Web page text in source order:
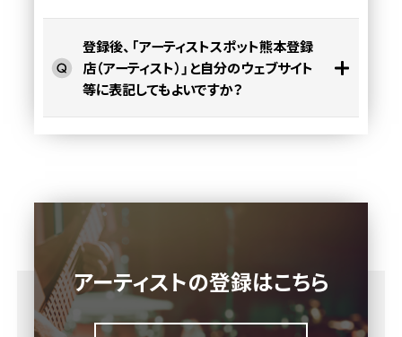
登録後、「アーティストスポット熊本登録
店（アーティスト）」と自分のウェブサイト
等に表記してもよいですか？
アーティストの登録はこちら